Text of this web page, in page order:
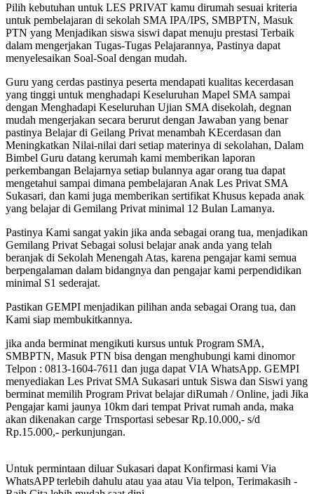
Pilih kebutuhan untuk LES PRIVAT kamu dirumah sesuai kriteria
untuk pembelajaran di sekolah SMA IPA/IPS, SMBPTN, Masuk
PTN yang Menjadikan siswa siswi dapat menuju prestasi Terbaik
dalam mengerjakan Tugas-Tugas Pelajarannya, Pastinya dapat
menyelesaikan Soal-Soal dengan mudah.
Guru yang cerdas pastinya peserta mendapati kualitas kecerdasan
yang tinggi untuk menghadapi Keseluruhan Mapel SMA sampai
dengan Menghadapi Keseluruhan Ujian SMA disekolah, degnan
mudah mengerjakan secara berurut dengan Jawaban yang benar
pastinya Belajar di Geilang Privat menambah KEcerdasan dan
Meningkatkan Nilai-nilai dari setiap materinya di sekolahan, Dalam
Bimbel Guru datang kerumah kami memberikan laporan
perkembangan Belajarnya setiap bulannya agar orang tua dapat
mengetahui sampai dimana pembelajaran Anak Les Privat SMA
Sukasari, dan kami juga memberikan sertifikat Khusus kepada anak
yang belajar di Gemilang Privat minimal 12 Bulan Lamanya.
Pastinya Kami sangat yakin jika anda sebagai orang tua, menjadikan
Gemilang Privat Sebagai solusi belajar anak anda yang telah
beranjak di Sekolah Menengah Atas, karena pengajar kami semua
berpengalaman dalam bidangnya dan pengajar kami perpendidikan
minimal S1 sederajat.
Pastikan GEMPI menjadikan pilihan anda sebagai Orang tua, dan
Kami siap membukitkannya.
jika anda berminat mengikuti kursus untuk Program SMA,
SMBPTN, Masuk PTN bisa dengan menghubungi kami dinomor
Telpon : 0813-1604-7611 dan juga dapat VIA WhatsApp. GEMPI
menyediakan Les Privat SMA Sukasari untuk Siswa dan Siswi yang
berminat memilih Program Privat belajar diRumah / Online, jadi Jika
Pengajar kami jaunya 10km dari tempat Privat rumah anda, maka
akan dikenakan carge Trnsportasi sebesar Rp.10.000,- s/d
Rp.15.000,- perkunjungan.
Untuk permintaan diluar Sukasari dapat Konfirmasi kami Via
WhatsAPP terlebih dahulu atau yaa atau Via telpon, Terimakasih -